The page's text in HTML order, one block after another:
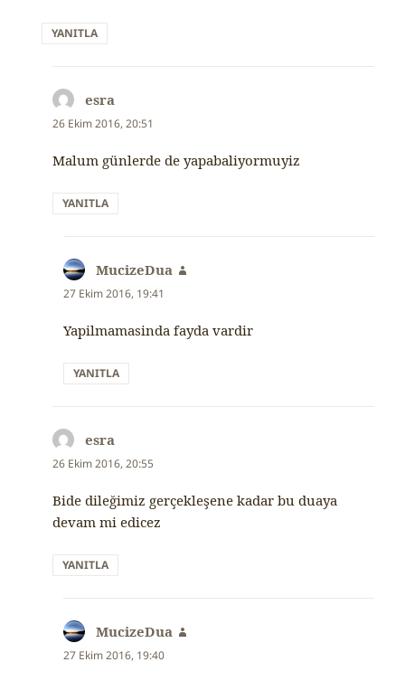
YANITLA
esra
ki:
26 Ekim 2016, 20:51
Malum günlerde de yapabaliyormuyiz
YANITLA
MucizeDua
27 Ekim 2016, 19:41
Yapilmamasinda fayda vardir
YANITLA
esra
ki:
26 Ekim 2016, 20:55
Bide dileğimiz gerçekleşene kadar bu duaya
devam mi edicez
YANITLA
MucizeDua
27 Ekim 2016, 19:40